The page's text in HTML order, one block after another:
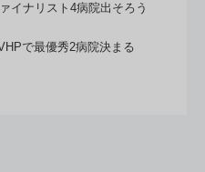
イナリスト4病院出そろう
で最優秀2病院決まる